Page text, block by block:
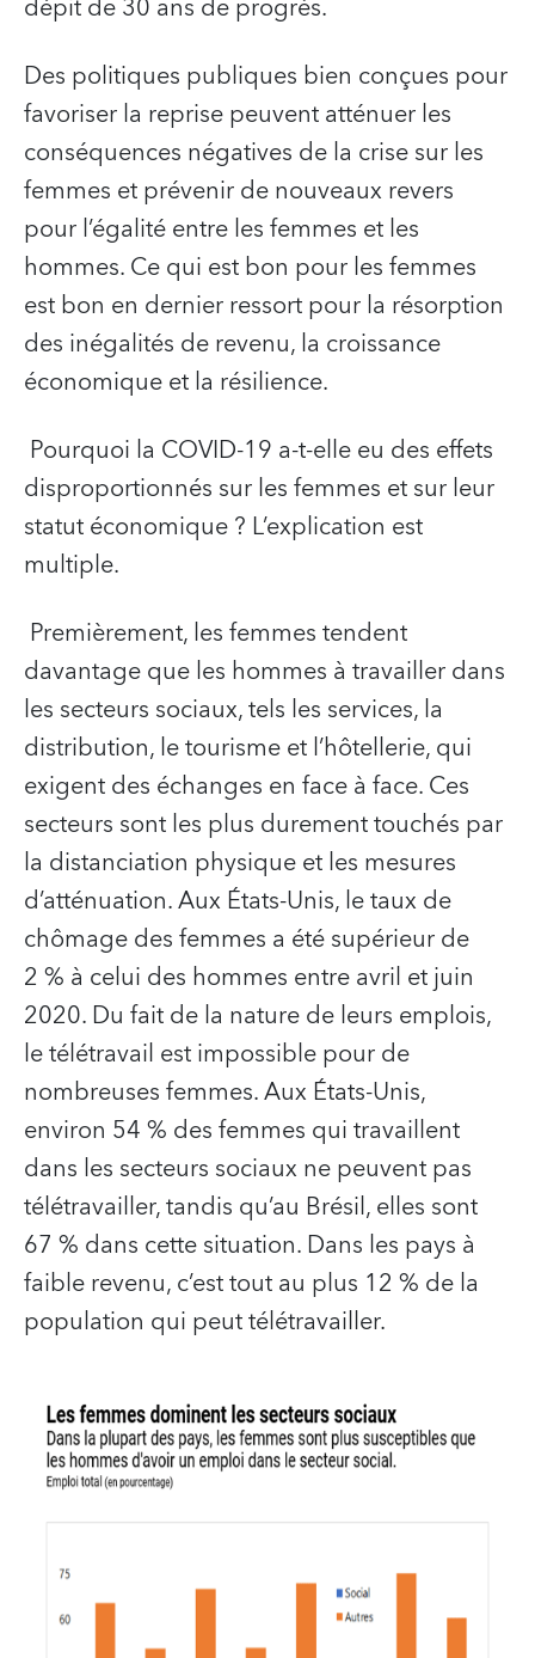
Des politiques publiques bien conçues pour
favoriser la reprise peuvent atténuer les
conséquences négatives de la crise sur les
femmes et prévenir de nouveaux revers
pour l’égalité entre les femmes et les
hommes. Ce qui est bon pour les femmes
est bon en dernier ressort pour la résorption
des inégalités de revenu, la croissance
économique et la résilience.
Pourquoi la COVID-19 a-t-elle eu des effets
disproportionnés sur les femmes et sur leur
statut économique ? L’explication est
multiple.
Premièrement, les femmes tendent
davantage que les hommes à travailler dans
les secteurs sociaux, tels les services, la
distribution, le tourisme et l’hôtellerie, qui
exigent des échanges en face à face. Ces
secteurs sont les plus durement touchés par
la distanciation physique et les mesures
d’atténuation. Aux États-Unis, le taux de
chômage des femmes a été supérieur de
2 % à celui des hommes entre avril et juin
2020. Du fait de la nature de leurs emplois,
le télétravail est impossible pour de
nombreuses femmes. Aux États-Unis,
environ 54 % des femmes qui travaillent
dans les secteurs sociaux ne peuvent pas
télétravailler, tandis qu’au Brésil, elles sont
67 % dans cette situation. Dans les pays à
faible revenu, c’est tout au plus 12 % de la
population qui peut télétravailler.